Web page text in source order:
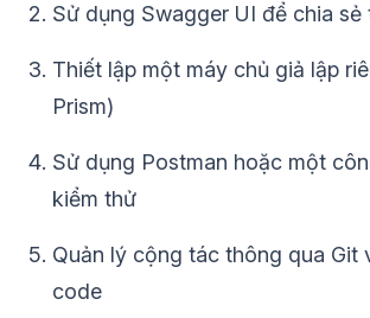
Sử dụng Swagger UI để chia sẻ
Thiết lập một máy chủ giả lập
Prism)
Sử dụng Postman hoặc một
kiểm thử
Quản lý cộng tác thông qua Git
code